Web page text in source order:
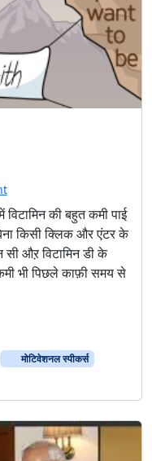
विटामिन की बहुत कमी पाई
किसी क्लिक और एंटर के
सी औऱ विटामिन डी के
भी पिछले काफ़ी समय से
मोटिवेशनल स्पीकर्स